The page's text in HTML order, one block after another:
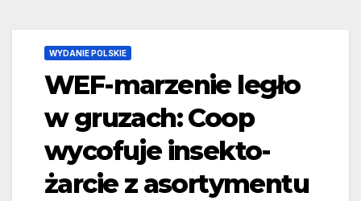
WYDANIE POLSKIE
WEF-marzenie legło
w gruzach: Coop
wycofuje insekto-
żarcie z asortymentu